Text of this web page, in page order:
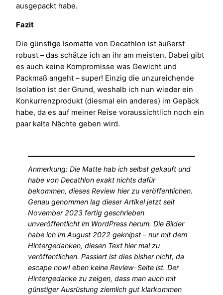
ausgepackt habe.
Fazit
Die günstige Isomatte von Decathlon ist äußerst
robust – das schätze ich an ihr am meisten. Dabei gibt
es auch keine Kompromisse was Gewicht und
Packmaß angeht – super! Einzig die unzureichende
Isolation ist der Grund, weshalb ich nun wieder ein
Konkurrenzprodukt (diesmal ein anderes) im Gepäck
habe, da es auf meiner Reise voraussichtlich noch ein
paar kalte Nächte geben wird.
Anmerkung: Die Matte hab ich selbst gekauft und
habe von Decathlon exakt nichts dafür
bekommen, dieses Review hier zu veröffentlichen.
Genau genommen lag dieser Artikel jetzt seit
November 2023 fertig geschrieben
unveröffentlicht im WordPress herum. Die Bilder
habe ich im August 2022 geknipst – nur mit dem
Hintergedanken, diesen Text hier mal zu
veröffentlichen. Passiert ist dies bisher nicht, da
escape now! eben keine Review-Seite ist. Der
Hintergedanke zu zeigen, dass man auch mit
günstiger Ausrüstung ziemlich gut klarkommen